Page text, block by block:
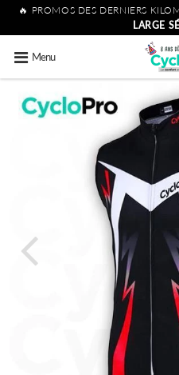
🔥 PROMOS DES DERNIERS
LARGE
Menu